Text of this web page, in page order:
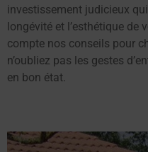
investissement judicieux
longévité et l’esthétique de
compte nos conseils pour
n’oubliez pas les gestes
en bon état.